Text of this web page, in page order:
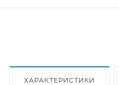
ХАРАКТЕРИСТИКИ